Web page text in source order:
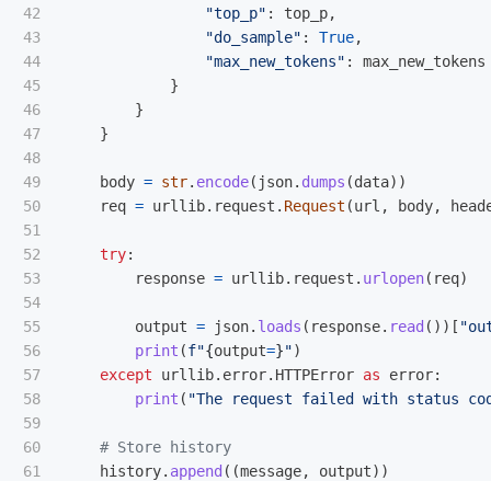
42
43
44
45
46
47
48
49
50
51
52
53
54
55
56
57
58
59
60
61
"top_p" : top_p,
"do_sample" : True,
"max_new_tokens" :
max_new_tokens
}
}
}
body = str. encode( json. dumps (data))
req = urllib. request . Request (url , body,
try:
response = urllib. request . urlopen( req)
output = json. loads ( response. read ())[ "
print (f"{output=}")
except
urllib. error. HTTPError as error:
print ( "The request failed with status
history. append ((message, output))